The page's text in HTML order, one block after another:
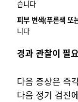
습니다
피부 변색(푸른색 또
니다
경과 관찰이 필
다음 증상은 즉
다음 정기 검진